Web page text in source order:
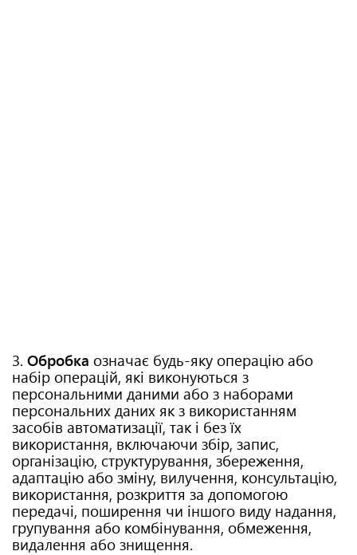
3. Обробка означає будь-яку операцію або
набір операцій, які виконуються з
персональними даними або з наборами
персональних даних як з використанням
засобів автоматизації, так і без їх
використання, включаючи збір, запис,
організацію, структурування, збереження,
адаптацію або зміну, вилучення, консультацію,
використання, розкриття за допомогою
передачі, поширення чи іншого виду надання,
групування або комбінування, обмеження,
видалення або знищення.